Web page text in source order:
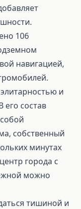
106
навигацией,
и
состав
собственный
минутах
города с
можно
тишиной и